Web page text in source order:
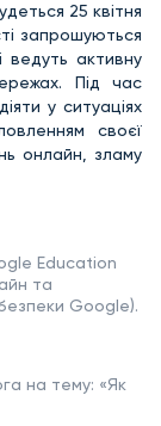
25 квітня
запрошуються
ведуть активну
Під час
у ситуаціях
своєї
онлайн, зламу
Education
та
Google).
на тему: «Як